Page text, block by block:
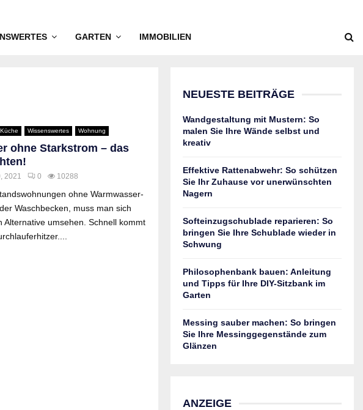
GARTEN IMMOBILIEN
Küche Wissenswertes Wohnung
ohne Starkstrom – das
2021 0 10288
ohne Warmwasser-
Waschbecken, muss man sich
Alternative umsehen. Schnell kommt
NEUESTE BEITRÄGE
Wandgestaltung mit Mustern: So
malen Sie Ihre Wände selbst und
kreativ
Effektive Rattenabwehr: So schützen
Sie Ihr Zuhause vor unerwünschten
Nagern
Softeinzugschublade reparieren: So
bringen Sie Ihre Schublade wieder in
Schwung
Philosophenbank bauen: Anleitung
und Tipps für Ihre DIY-Sitzbank im
Garten
Messing sauber machen: So bringen
Sie Ihre Messinggegenstände zum
Glänzen
ANZEIGE